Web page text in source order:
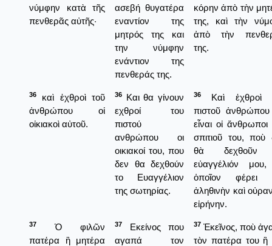
νύμφην κατὰ τῆς
πενθερᾶς αὐτῆς·
ασεβή θυγατέρα
εναντίον της
μητρός της και
την νύμφην
ενάντιον της
πενθεράς της.
κόρην ἀπὸ τὴν
της, καὶ τὴν
ἀπὸ τὴν
της.
36
καὶ ἐχθροὶ τοῦ
ἀνθρώπου οἱ
οἰκιακοὶ αὐτοῦ.
36
Και θα γίνουν
εχθροί του
πιστού
ανθρώπου οι
οικιακοί του, που
δεν θα δεχθούν
το Ευαγγέλιον
της σωτηρίας.
36
Καὶ ἐχθροὶ
πιστοῦ
εἶναι οἰ ἄνθρωποι
σπιτιοῦ του, ποὺ
θὰ δεχθοῦν
εὐαγγέλιόν
ὁποῖον φέρει
ἀληθινὴν καὶ
εἰρήνην.
37
Ὁ φιλῶν
πατέρα ἢ μητέρα
37
Εκείνος που
αγαπά τον
37 Ἐκεῖνος, ποὺ
τὸν πατέρα του ἢ